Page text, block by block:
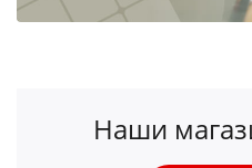
Наши